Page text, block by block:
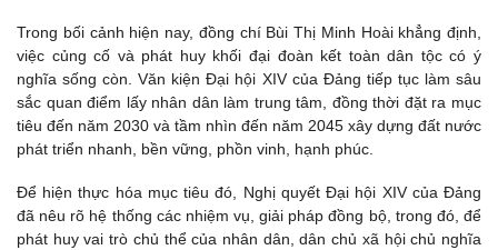
Trong bối cảnh hiện nay, đồng chí Bùi Thị Minh Hoài khẳng định,
việc củng cố và phát huy khối đại đoàn kết toàn dân tộc có ý
nghĩa sống còn. Văn kiện Đại hội XIV của Đảng tiếp tục làm sâu
sắc quan điểm lấy nhân dân làm trung tâm, đồng thời đặt ra mục
tiêu đến năm 2030 và tầm nhìn đến năm 2045 xây dựng đất nước
phát triển nhanh, bền vững, phồn vinh, hạnh phúc.
Để hiện thực hóa mục tiêu đó, Nghị quyết Đại hội XIV của Đảng
đã nêu rõ hệ thống các nhiệm vụ, giải pháp đồng bộ, trong đó, để
phát huy vai trò chủ thể của nhân dân, dân chủ xã hội chủ nghĩa